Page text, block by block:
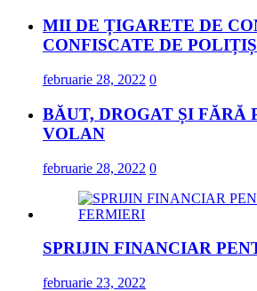
MII DE ȚIGARETE DE
CONFISCATE DE
februarie 28, 2022 0
BĂUT, DROGAT ȘI FĂRĂ
VOLAN
februarie 28, 2022 0
SPRIJIN FINANCIAR
februarie 23, 2022